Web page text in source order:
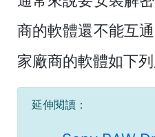
商的軟體還不能互
家廠商的軟體如下
延伸閱讀：